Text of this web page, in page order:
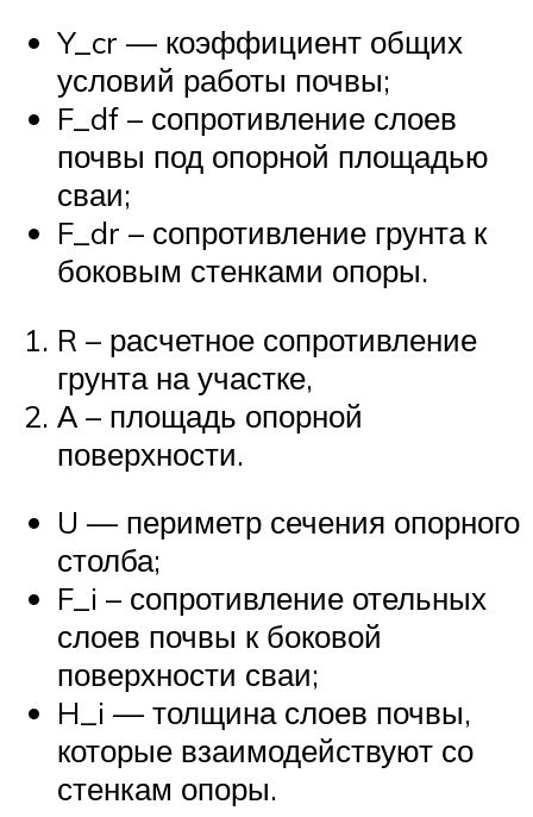
Y_cr — коэффициент общих
условий работы почвы;
F_df – сопротивление слоев
почвы под опорной площадью
сваи;
F_dr – сопротивление грунта к
боковым стенками опоры.
R – расчетное сопротивление
грунта на участке,
А – площадь опорной
поверхности.
U — периметр сечения опорного
столба;
F_i – сопротивление отельных
слоев почвы к боковой
поверхности сваи;
H_i — толщина слоев почвы,
которые взаимодействуют со
стенкам опоры.